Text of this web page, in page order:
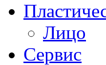
Лицо
Сервис